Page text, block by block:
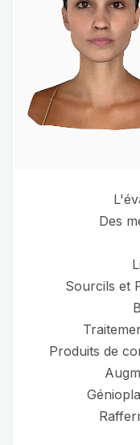
Des
Sourcils et
Produits de